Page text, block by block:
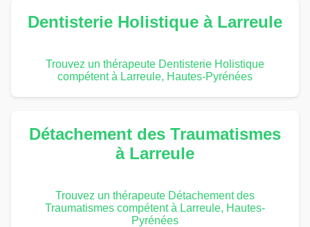
Dentisterie Holistique à Larreule
Trouvez un thérapeute Dentisterie Holistique
compétent à Larreule, Hautes-Pyrénées
Détachement des Traumatismes
à Larreule
Trouvez un thérapeute Détachement des
Traumatismes compétent à Larreule, Hautes-
Pyrénées